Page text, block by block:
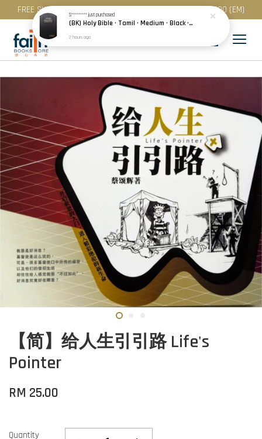
FREE SHIPPING for purchase above RM 200 (WM) / RM 300 (EM)
【简】给人生引引路 Life's
Pointer
RM 25.00
Quantity
S*********just purchased
(BK) Holy Bible · Tamil · Medium · Black · Plastic Cover · Red Edge · பரிசுத்த வேதாகமம்
2 hours ago